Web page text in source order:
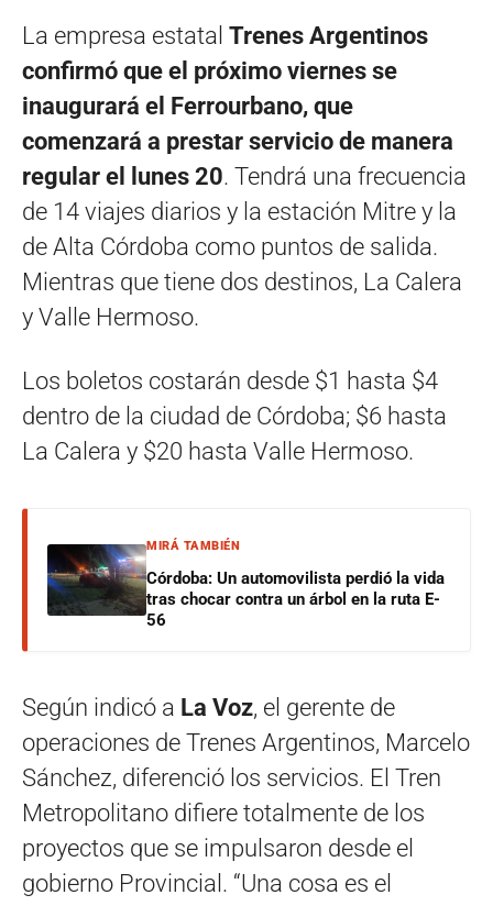
La empresa estatal Trenes Argentinos
confirmó que el próximo viernes se
inaugurará el Ferrourbano, que
comenzará a prestar servicio de manera
regular el lunes 20. Tendrá una frecuencia
de 14 viajes diarios y la estación Mitre y la
de Alta Córdoba como puntos de salida.
Mientras que tiene dos destinos, La Calera
y Valle Hermoso.
Los boletos costarán desde $1 hasta $4
dentro de la ciudad de Córdoba; $6 hasta
La Calera y $20 hasta Valle Hermoso.
MIRÁ TAMBIÉN
Córdoba: Un automovilista perdió la vida
tras chocar contra un árbol en la ruta E-
56
Según indicó a La Voz, el gerente de
operaciones de Trenes Argentinos, Marcelo
Sánchez, diferenció los servicios. El Tren
Metropolitano difiere totalmente de los
proyectos que se impulsaron desde el
gobierno Provincial. “Una cosa es el